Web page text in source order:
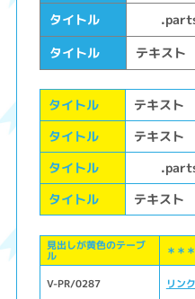
タイトル
タイトル
テキスト
タイトル
テキスト
タイトル
テキスト
タイトル
タイトル
テキスト
見出しが黄色のテーブ
ル
＊＊＊
V-PR/0287 リンク